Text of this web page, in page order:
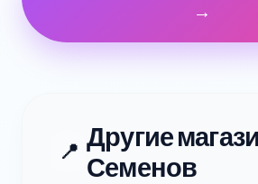
→
📍 Другие
Семенов